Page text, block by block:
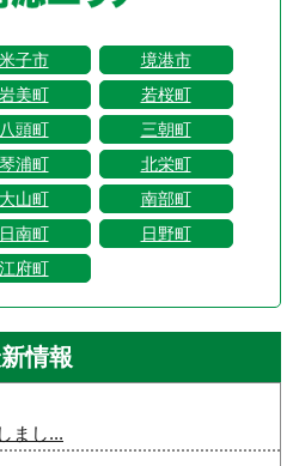
米子市
境港市
岩美町
若桜町
八頭町
三朝町
琴浦町
北栄町
大山町
南部町
日南町
日野町
江府町
情報
まし...